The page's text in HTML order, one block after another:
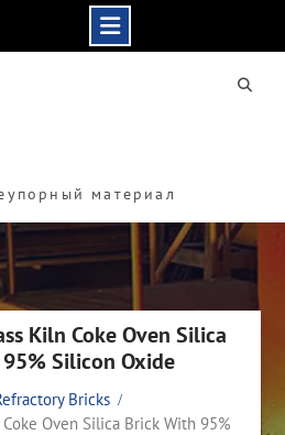
материал
Kiln Coke Oven Silica
Silicon Oxide
Bricks
Oven Silica Brick With 95%